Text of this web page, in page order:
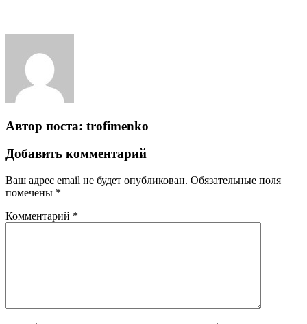
Автор поста: trofimenko
Добавить комментарий
Ваш адрес email не будет опубликован. Обязательные поля
помечены *
Комментарий *